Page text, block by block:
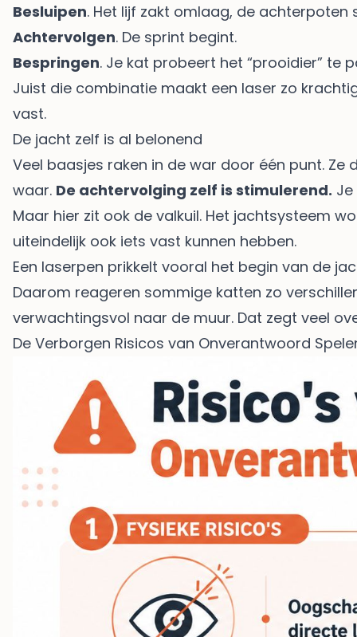
Besluipen. Het lijf zakt omlaag, de achterpoten
Achtervolgen. De sprint begint.
Bespringen. Je kat probeert het “prooidier” te
Juist die combinatie maakt een laser zo
vast.
De jacht zelf is al belonend
Veel baasjes raken in de war door één punt.
waar. De achtervolging zelf is stimulerend.
Maar hier zit ook de valkuil. Het jachtsysteem
uiteindelijk ook iets vast kunnen hebben.
Een laserpen prikkelt vooral het begin van de
Daarom reageren sommige katten zo
verwachtingsvol naar de muur. Dat zegt veel
De Verborgen Risicos van Onverantwoord